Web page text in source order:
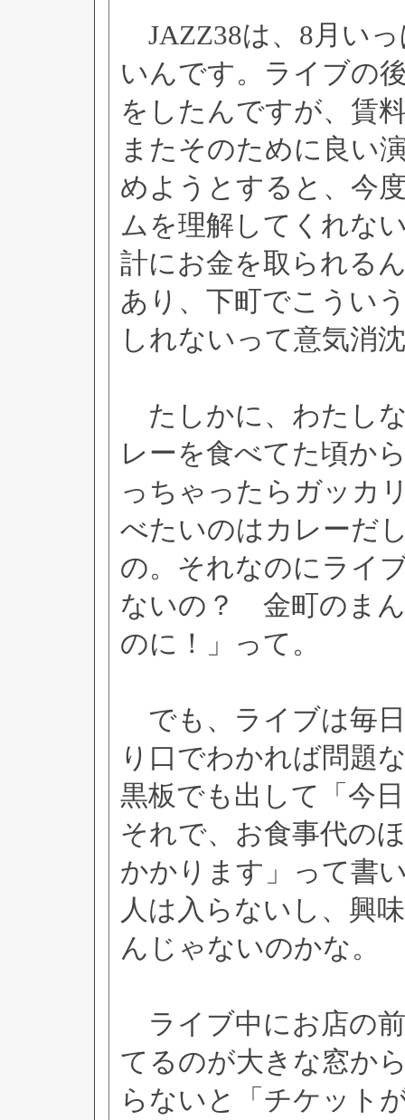
JAZZ38は、8月い
いんです。ライブの
をしたんですが、賃
またそのために良い
めようとすると、今
ムを理解してくれな
計にお金を取られる
あり、下町でこうい
しれないって意気消
たしかに、わたし
レーを食べてた頃か
っちゃったらガッカ
べたいのはカレーだ
の。それなのにライ
ないの？ 金町のま
のに！」って。
でも、ライブは毎
り口でわかれば問題
黒板でも出して「今
それで、お食事代の
かかります」って書
人は入らないし、興
んじゃないのかな。
ライブ中にお店の
てるのが大きな窓か
らないと「チケット